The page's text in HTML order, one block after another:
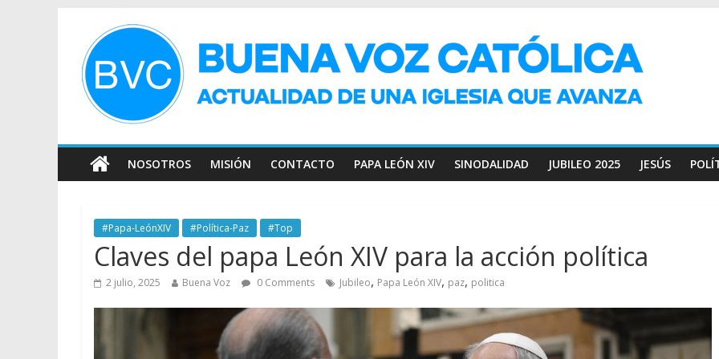
NOSOTROS MISIÓN CONTACTO PAPA LEÓN XIV SINODALIDAD JUBILEO 2025 JESÚS
#Papa-LeónXIV #Política-Paz #Top
Claves del papa León XIV para la acción política
2 julio, 2025 Buena Voz 0 Comments Jubileo, Papa León XIV, paz, politica